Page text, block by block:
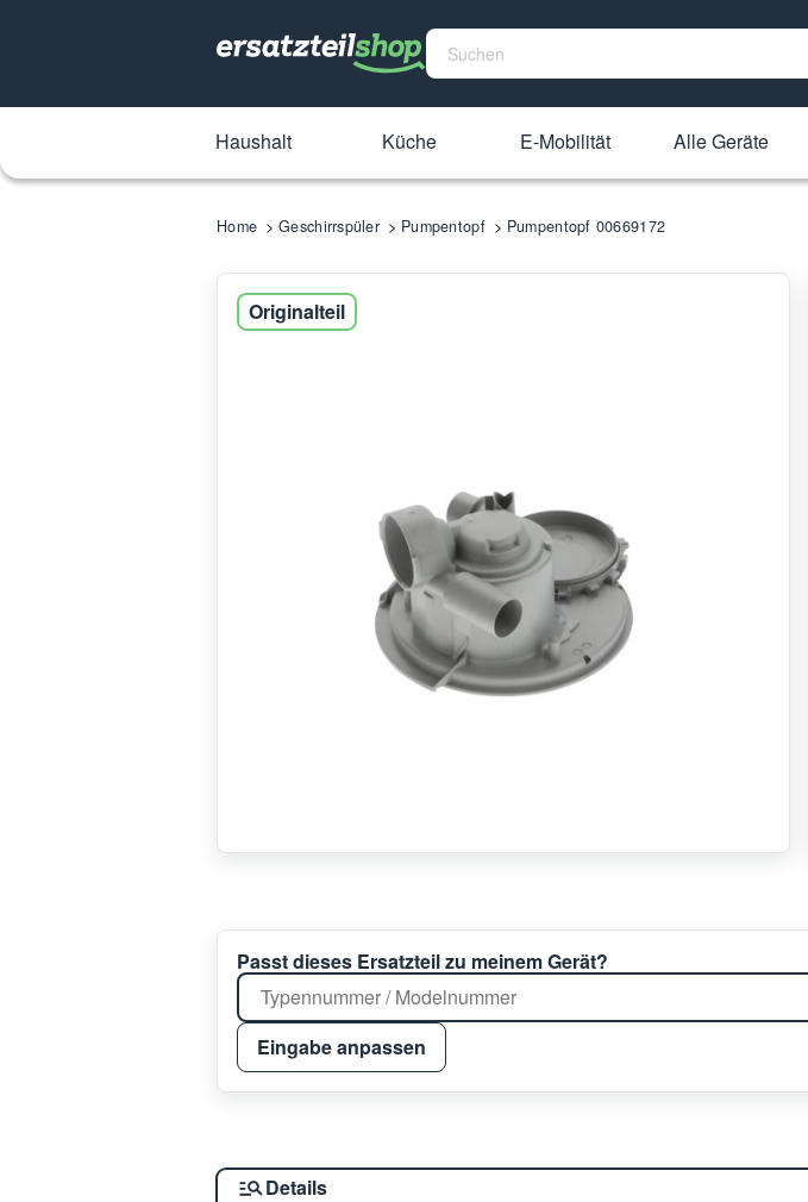
Haushalt Küche E-Mobilität Alle Geräte
Home Geschirrspüler Pumpentopf Pumpentopf 00669172
Originalteil
Passt dieses Ersatzteil zu meinem Gerät?
Eingabe anpassen
Details